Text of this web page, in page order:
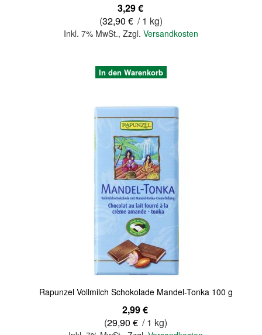
3,29 €
(32,90 € / 1 kg)
Inkl. 7% MwSt., Zzgl. Versandkosten
In den Warenkorb
Rapunzel Vollmilch Schokolade Mandel-Tonka 100 g
2,99 €
(29,90 € / 1 kg)